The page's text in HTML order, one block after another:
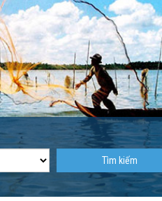
Tìm kiếm